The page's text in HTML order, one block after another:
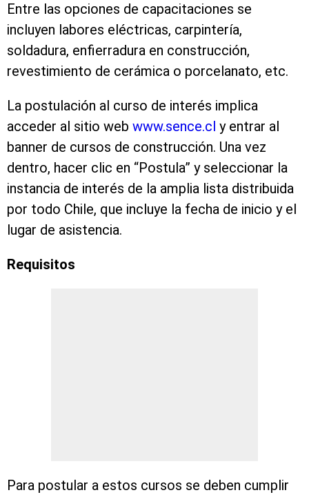
Entre las opciones de capacitaciones se
incluyen labores eléctricas, carpintería,
soldadura, enfierradura en construcción,
revestimiento de cerámica o porcelanato, etc.
La postulación al curso de interés implica
acceder al sitio web www.sence.cl y entrar al
banner de cursos de construcción. Una vez
dentro, hacer clic en “Postula” y seleccionar la
instancia de interés de la amplia lista distribuida
por todo Chile, que incluye la fecha de inicio y el
lugar de asistencia.
Requisitos
Para postular a estos cursos se deben cumplir